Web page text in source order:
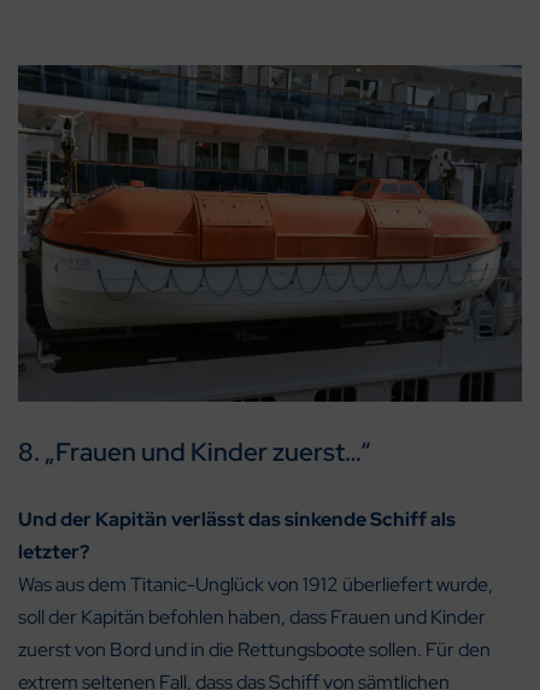
8. „Frauen und Kinder zuerst…“
Und der Kapitän verlässt das sinkende Schiff als
letzter?
Was aus dem Titanic-Unglück von 1912 überliefert wurde,
soll der Kapitän befohlen haben, dass Frauen und Kinder
zuerst von Bord und in die Rettungsboote sollen. Für den
extrem seltenen Fall, dass das Schiff von sämtlichen